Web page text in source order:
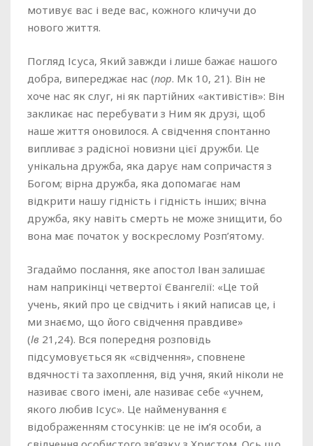
мотивує вас і веде вас, кожного кличучи до
нового життя.
Погляд Ісуса, Який завжди і лише бажає нашого
добра, випереджає нас (пор. Мк 10, 21). Він не
хоче нас як слуг, ні як партійних «активістів»: Він
закликає нас перебувати з Ним як друзі, щоб
наше життя оновилося. А свідчення спонтанно
випливає з радісної новизни цієї дружби. Це
унікальна дружба, яка дарує нам сопричастя з
Богом; вірна дружба, яка допомагає нам
відкрити нашу гідність і гідність інших; вічна
дружба, яку навіть смерть не може знищити, бо
вона має початок у воскреслому Розп’ятому.
Згадаймо послання, яке апостол Іван залишає
нам наприкінці четвертої Євангелії: «Це той
учень, який про це свідчить і який написав це, і
ми знаємо, що його свідчення правдиве»
(Ів 21,24). Вся попередня розповідь
підсумовується як «свідчення», сповнене
вдячності та захоплення, від учня, який ніколи не
називає свого імені, але називає себе «учнем,
якого любив Ісус». Це найменування є
відображенням стосунків: це не ім’я особи, а